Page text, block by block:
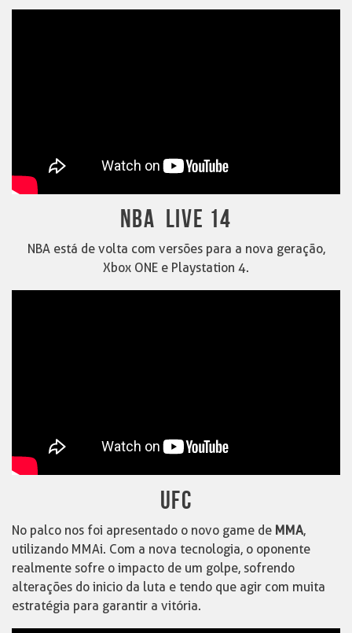
NBA LIVE 14
NBA está de volta com versões para a nova geração,
Xbox ONE e Playstation 4.
UFC
No palco nos foi apresentado o novo game de MMA,
utilizando MMAi. Com a nova tecnologia, o oponente
realmente sofre o impacto de um golpe, sofrendo
alterações do inicio da luta e tendo que agir com muita
estratégia para garantir a vitória.